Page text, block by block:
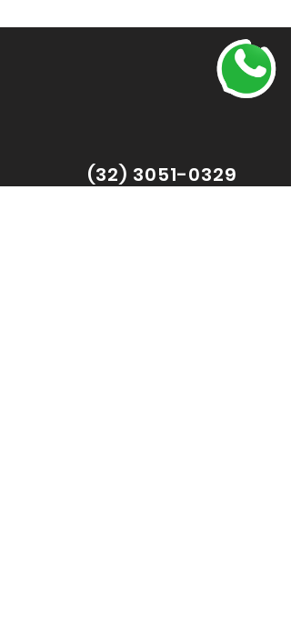
(32) 3051-0329